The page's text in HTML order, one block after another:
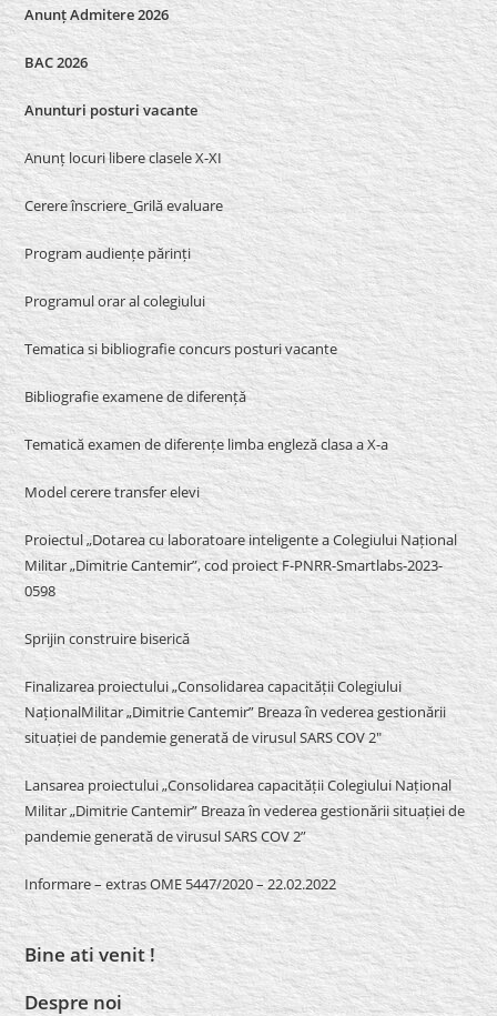
Anunț Admitere 2026
BAC 2026
Anunturi posturi vacante
Anunț locuri libere clasele X-XI
Cerere înscriere_Grilă evaluare
Program audiențe părinți
Programul orar al colegiului
Tematica si bibliografie concurs posturi vacante
Bibliografie examene de diferență
Tematică examen de diferențe limba engleză clasa a X-a
Model cerere transfer elevi
Proiectul „Dotarea cu laboratoare inteligente a Colegiului Național
Militar „Dimitrie Cantemir”, cod proiect F-PNRR-Smartlabs-2023-
0598
Sprijin construire biserică
Finalizarea proiectului „Consolidarea capacității Colegiului
NaționalMilitar „Dimitrie Cantemir” Breaza în vederea gestionării
situației de pandemie generată de virusul SARS COV 2″
Lansarea proiectului „Consolidarea capacității Colegiului Național
Militar „Dimitrie Cantemir” Breaza în vederea gestionării situației de
pandemie generată de virusul SARS COV 2”
Informare – extras OME 5447/2020 – 22.02.2022
Bine ati venit !
Despre noi